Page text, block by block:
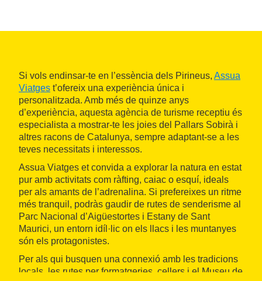
Si vols endinsar-te en l’essència dels Pirineus, Assua
Viatges t’ofereix una experiència única i
personalitzada. Amb més de quinze anys
d’experiència, aquesta agència de turisme receptiu és
especialista a mostrar-te les joies del Pallars Sobirà i
altres racons de Catalunya, sempre adaptant-se a les
teves necessitats i interessos.
Assua Viatges et convida a explorar la natura en estat
pur amb activitats com ràfting, caiac o esquí, ideals
per als amants de l’adrenalina. Si prefereixes un ritme
més tranquil, podràs gaudir de rutes de senderisme al
Parc Nacional d’Aigüestortes i Estany de Sant
Maurici, un entorn idíl·lic on els llacs i les muntanyes
són els protagonistes.
Per als qui busquen una connexió amb les tradicions
locals, les rutes per formatgeries, cellers i el Museu de